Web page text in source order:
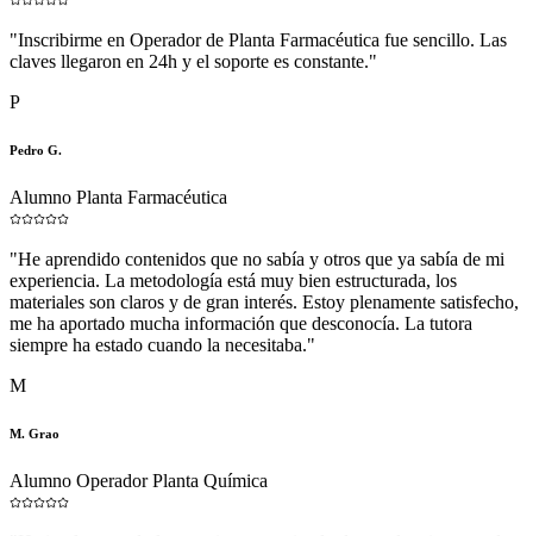
"Inscribirme en Operador de Planta Farmacéutica fue sencillo. Las
claves llegaron en 24h y el soporte es constante."
P
Pedro G.
Alumno Planta Farmacéutica
"He aprendido contenidos que no sabía y otros que ya sabía de mi
experiencia. La metodología está muy bien estructurada, los
materiales son claros y de gran interés. Estoy plenamente satisfecho,
me ha aportado mucha información que desconocía. La tutora
siempre ha estado cuando la necesitaba."
M
M. Grao
Alumno Operador Planta Química